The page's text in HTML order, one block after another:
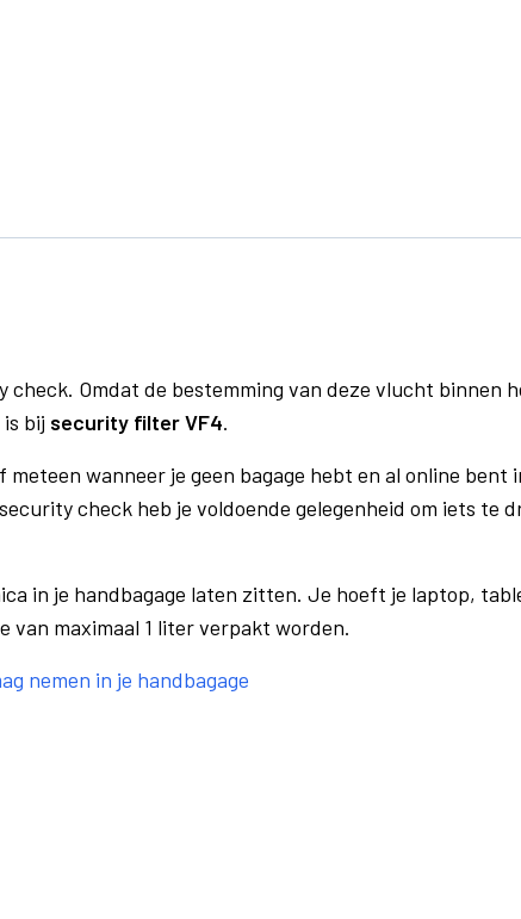
Omdat de bestemming van deze vlucht binnen
bij security filter VF4.
wanneer je geen bagage hebt en al online bent
check heb je voldoende gelegenheid om iets te
in je handbagage laten zitten. Je hoeft je laptop,
van maximaal 1 liter verpakt worden.
nemen in je handbagage